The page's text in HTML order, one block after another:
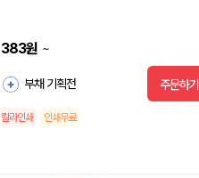
383원 ~
부채 기획전 주문하기
칼라인쇄 인쇄무료